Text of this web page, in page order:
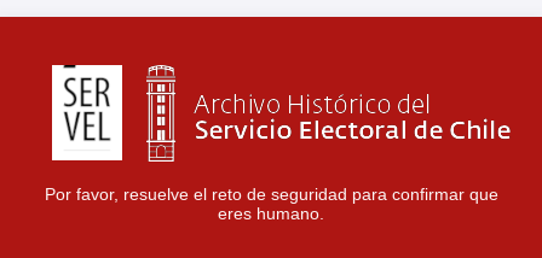
Por favor, resuelve el reto de seguridad para confirmar que
eres humano.